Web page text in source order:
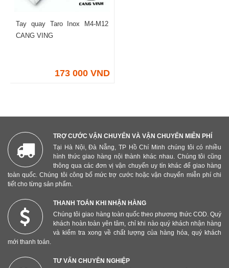
Tay quay Taro Inox M4-M12
CANG VING
173 000 VND
TRỢ CƯỚC VẬN CHUYỂN VÀ VẬN CHUYỂN MIỄN PHÍ
Tại Hà Nội, Đà Nẵng, TP Hồ Chí Minh chúng tôi có nhiều
hình thức giao hàng nội thành khác nhau. Chúng tôi cũng
thông qua các đơn vị vận chuyển uy tín khác để giao hàng
toàn quốc. Chúng tôi công bố mức trợ cước hoặc vận chuyển miễn phí chi
tiết cho từng sản phẩm.
THANH TOÁN KHI NHẬN HÀNG
Chúng tôi giao hàng toàn quốc theo phương thức COD. Quý
khách hoàn toàn yên tâm, chỉ khi nào quý khách nhận hàng
và kiểm tra xong về chất lượng của hàng hóa, quý khách
mới thanh toán.
TƯ VẤN CHUYÊN NGHIỆP